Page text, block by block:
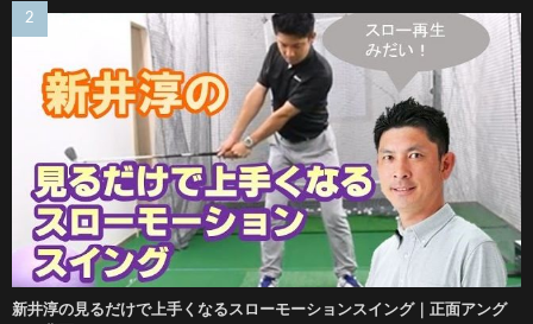
新井淳の見るだけで上手くなるスローモーションスイング｜正面アング